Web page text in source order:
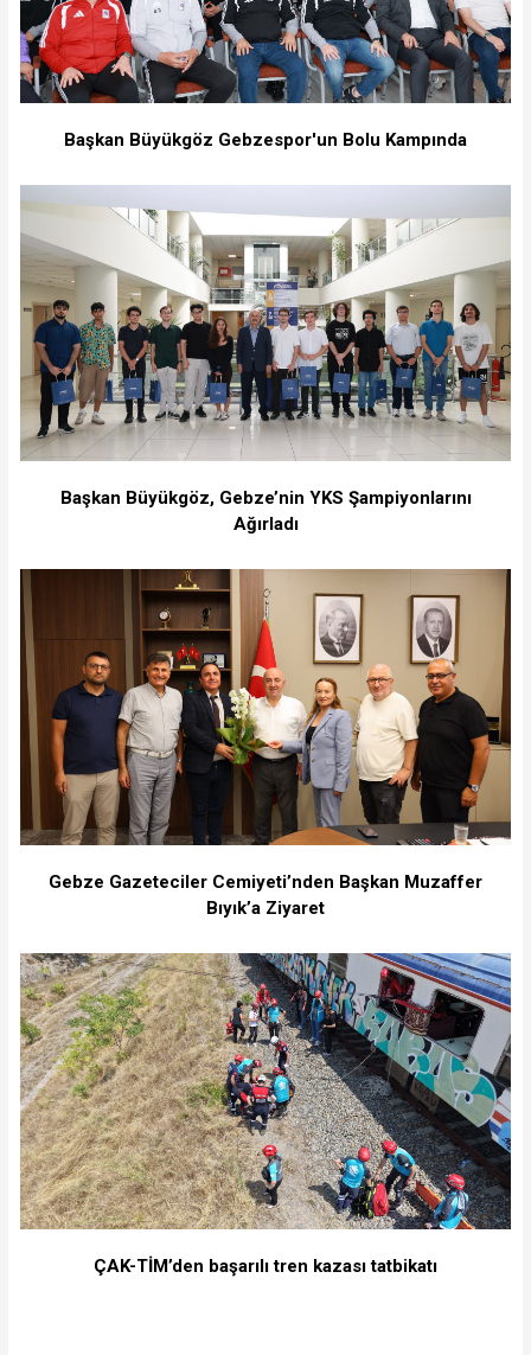
Başkan Büyükgöz Gebzespor'un Bolu Kampında
Başkan Büyükgöz, Gebze’nin YKS Şampiyonlarını
Ağırladı
Gebze Gazeteciler Cemiyeti’nden Başkan Muzaffer
Bıyık’a Ziyaret
ÇAK-TİM’den başarılı tren kazası tatbikatı